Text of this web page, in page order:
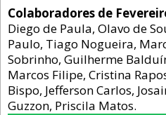
Colaboradores de
Diego de Paula, Olavo de
Paulo, Tiago Nogueira,
Sobrinho, Guilherme
Marcos Filipe, Cristina
Bispo, Jefferson Carlos,
Guzzon, Priscila Matos.